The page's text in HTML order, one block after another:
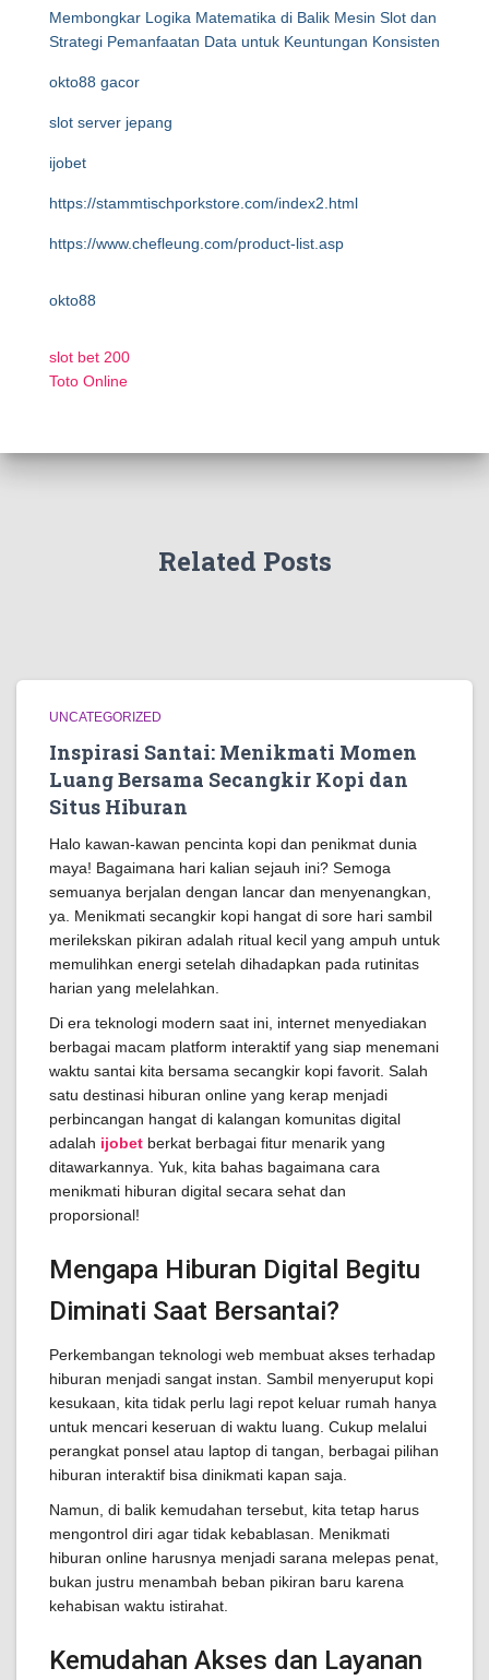
Membongkar Logika Matematika di Balik Mesin Slot dan
Strategi Pemanfaatan Data untuk Keuntungan Konsisten
okto88 gacor
slot server jepang
ijobet
https://stammtischporkstore.com/index2.html
https://www.chefleung.com/product-list.asp
okto88
slot bet 200
Toto Online
Related Posts
UNCATEGORIZED
Inspirasi Santai: Menikmati Momen
Luang Bersama Secangkir Kopi dan
Situs Hiburan
Halo kawan-kawan pencinta kopi dan penikmat dunia
maya! Bagaimana hari kalian sejauh ini? Semoga
semuanya berjalan dengan lancar dan menyenangkan,
ya. Menikmati secangkir kopi hangat di sore hari sambil
merilekskan pikiran adalah ritual kecil yang ampuh untuk
memulihkan energi setelah dihadapkan pada rutinitas
harian yang melelahkan.
Di era teknologi modern saat ini, internet menyediakan
berbagai macam platform interaktif yang siap menemani
waktu santai kita bersama secangkir kopi favorit. Salah
satu destinasi hiburan online yang kerap menjadi
perbincangan hangat di kalangan komunitas digital
adalah ijobet berkat berbagai fitur menarik yang
ditawarkannya. Yuk, kita bahas bagaimana cara
menikmati hiburan digital secara sehat dan
proporsional!
Mengapa Hiburan Digital Begitu
Diminati Saat Bersantai?
Perkembangan teknologi web membuat akses terhadap
hiburan menjadi sangat instan. Sambil menyeruput kopi
kesukaan, kita tidak perlu lagi repot keluar rumah hanya
untuk mencari keseruan di waktu luang. Cukup melalui
perangkat ponsel atau laptop di tangan, berbagai pilihan
hiburan interaktif bisa dinikmati kapan saja.
Namun, di balik kemudahan tersebut, kita tetap harus
mengontrol diri agar tidak kebablasan. Menikmati
hiburan online harusnya menjadi sarana melepas penat,
bukan justru menambah beban pikiran baru karena
kehabisan waktu istirahat.
Kemudahan Akses dan Layanan